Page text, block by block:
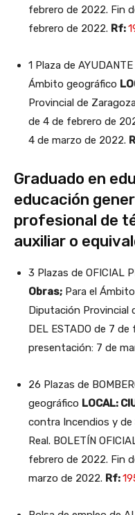
febrero de 2022. Fin
febrero de 2022. Rf:
1 Plaza de
Ámbito geográfico
Provincial de
de 4 de febrero de
4 de marzo de 2022.
Graduado en
educación
profesional de
auxiliar o
3 Plazas de OFICIAL
Obras; Para el
Diputación Provincial
DEL ESTADO de 7
presentación: 7 de
26 Plazas de
geográfico LOCAL:
contra Incendios y de
Real. BOLETÍN
febrero de 2022. Fin
marzo de 2022. Rf: